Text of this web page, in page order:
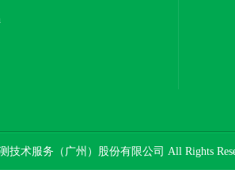
技术服务（广州）股份有限公司 All Rights